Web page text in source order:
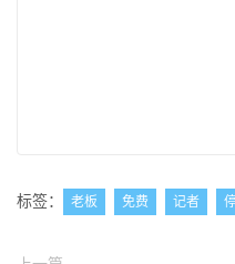
标签： 老板 免费 记者